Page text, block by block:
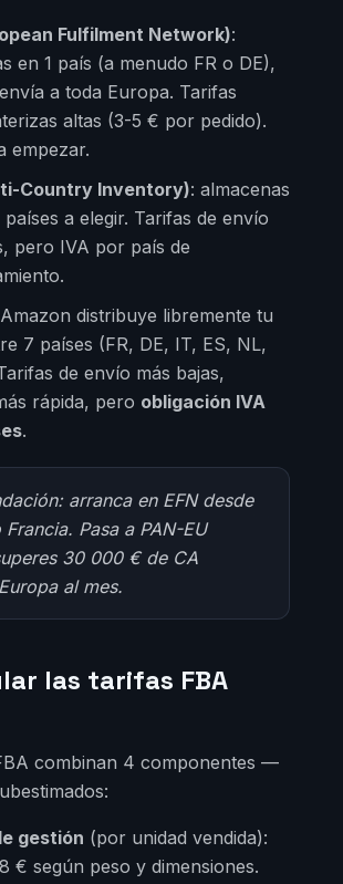
Fulfilment Network):
en 1 país (a menudo FR o DE),
a toda Europa. Tarifas
altas (3-5 € por pedido).
empezar.
Country Inventory): almacenas
a elegir. Tarifas de envío
pero IVA por país de
distribuye libremente tu
7 países (FR, DE, IT, ES, NL,
de envío más bajas,
rápida, pero obligación IVA
.
arranca en EFN desde
Francia. Pasa a PAN-EU
30 000 € de CA
al mes.
las tarifas FBA
combinan 4 componentes —
gestión (por unidad vendida):
€ según peso y dimensiones.